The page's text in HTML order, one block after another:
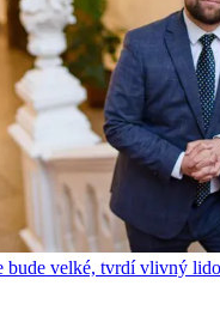
bude velké, tvrdí vlivný